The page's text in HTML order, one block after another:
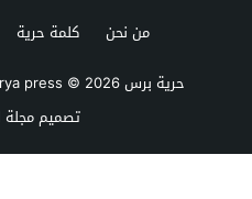
من نحن كلمة حرية
حرية برس Horrya press© 2026 جميع الحقوق محفوظة.
تصميممجلة